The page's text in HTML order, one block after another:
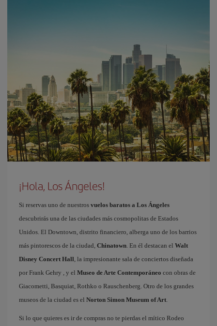
¡Hola, Los Ángeles!
Si reservas uno de nuestros vuelos baratos a Los Ángeles
descubrirás una de las ciudades más cosmopolitas de Estados
Unidos. El Downtown, distrito financiero, alberga uno de los barrios
más pintorescos de la ciudad, Chinatown. En él destacan el Walt
Disney Concert Hall, la impresionante sala de conciertos diseñada
por Frank Gehry , y el Museo de Arte Contemporáneo con obras de
Giacometti, Basquiat, Rothko o Rauschenberg. Otro de los grandes
museos de la ciudad es el Norton Simon Museum of Art.
Si lo que quieres es ir de compras no te pierdas el mítico Rodeo